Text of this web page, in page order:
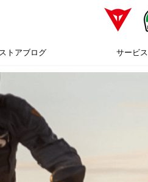
トアブログ サービス